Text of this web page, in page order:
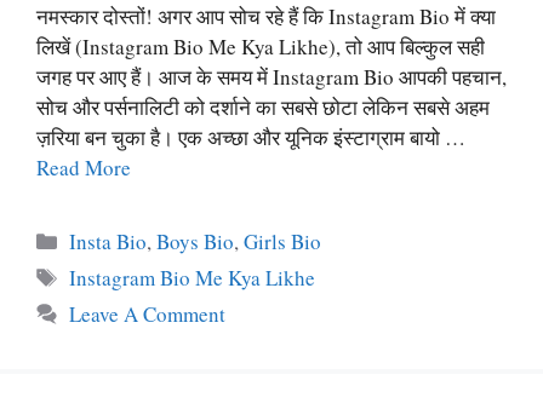
नमस्कार दोस्तों! अगर आप सोच रहे हैं कि Instagram Bio में क्या
लिखें (Instagram Bio Me Kya Likhe), तो आप बिल्कुल सही
जगह पर आए हैं। आज के समय में Instagram Bio आपकी पहचान,
सोच और पर्सनालिटी को दर्शाने का सबसे छोटा लेकिन सबसे अहम
ज़रिया बन चुका है। एक अच्छा और यूनिक इंस्टाग्राम बायो …
Read More
Categories
Insta Bio,Boys Bio,Girls Bio
Tags
Instagram Bio Me Kya Likhe
Leave A Comment